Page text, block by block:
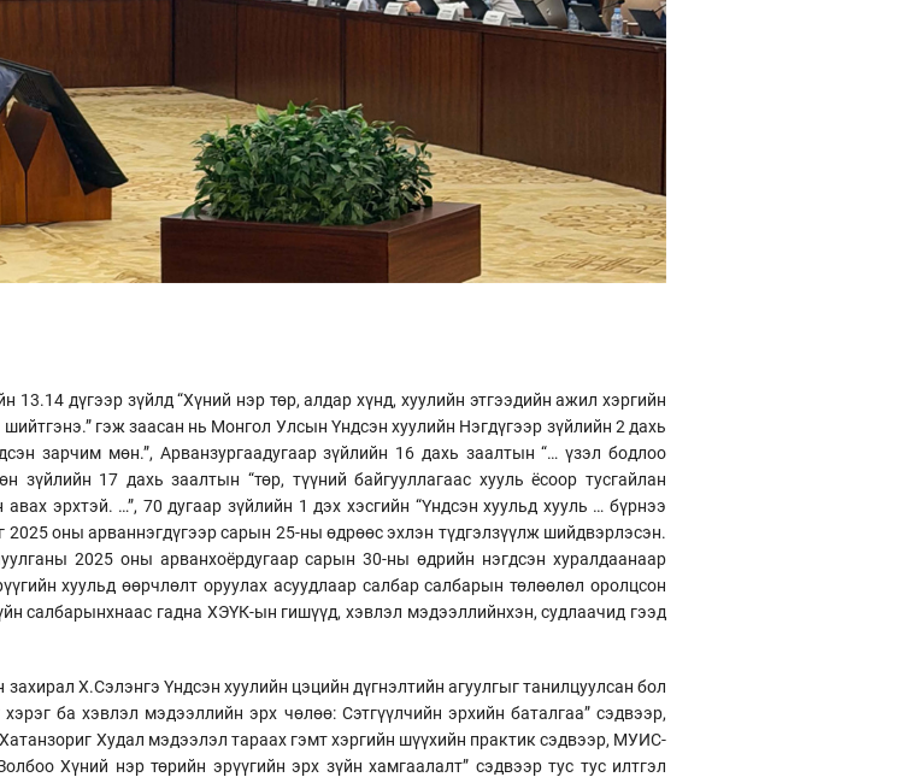
дүгээр зүйлд “Хүний нэр төр, алдар хүнд, хуулийн этгээдийн ажил хэргийн
гэж заасан нь Монгол Улсын Үндсэн хуулийн Нэгдүгээр зүйлийн 2 дахь
зарчим мөн.”, Арванзургаадугаар зүйлийн 16 дахь заалтын “… үзэл бодлоо
17 дахь заалтын “төр, түүний байгууллагаас хууль ёсоор тусгайлан
эрхтэй. …”, 70 дугаар зүйлийн 1 дэх хэсгийн “Үндсэн хуульд хууль … бүрнээ
2025 оны арваннэгдүгээр сарын 25-ны өдрөөс эхлэн түдгэлзүүлж шийдвэрлэсэн.
2025 оны арванхоёрдугаар сарын 30-ны өдрийн нэгдсэн хуралдаанаар
хуульд өөрчлөлт оруулах асуудлаар салбар салбарын төлөөлөл оролцсон
салбарынхнаас гадна ХЭҮК-ын гишүүд, хэвлэл мэдээллийнхэн, судлаачид гээд
Х.Сэлэнгэ Үндсэн хуулийн цэцийн дүгнэлтийн агуулгыг танилцуулсан бол
ба хэвлэл мэдээллийн эрх чөлөө: Сэтгүүлчийн эрхийн баталгаа” сэдвээр,
Худал мэдээлэл тараах гэмт хэргийн шүүхийн практик сэдвээр, МУИС-
Хүний нэр төрийн эрүүгийн эрх зүйн хамгаалалт” сэдвээр тус тус илтгэл